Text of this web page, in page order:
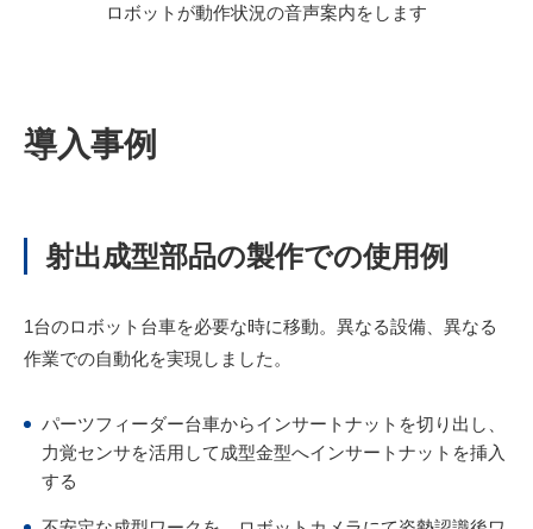
ロボットが動作状況の音声案内をします
導入事例
射出成型部品の製作での使用例
1台のロボット台車を必要な時に移動。異なる設備、異なる
作業での自動化を実現しました。
パーツフィーダー台車からインサートナットを切り出し、
力覚センサを活用して成型金型へインサートナットを挿入
する